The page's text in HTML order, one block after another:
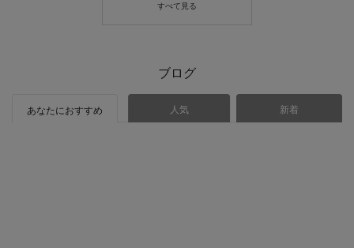
ブログ
あなたにおすすめ 人気 新着